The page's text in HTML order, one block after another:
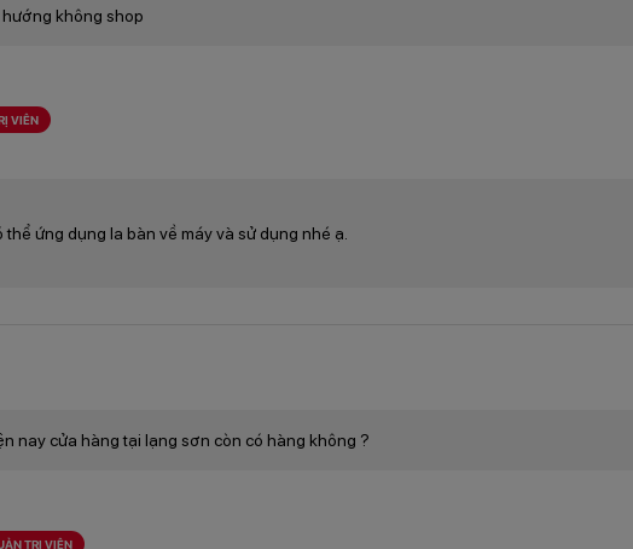
rộng 6.58 inch, sử dụng tấm nền IPS LCD và có độ phân giải cao full HD+. Chất
không shop
VIÊN
ứng dụng la bàn về máy và sử dụng nhé ạ.
nay cửa hàng tại lạng sơn còn có hàng không ?
TRỊ VIÊN